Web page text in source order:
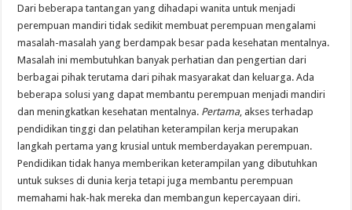
Dari beberapa tantangan yang dihadapi wanita untuk menjadi
perempuan mandiri tidak sedikit membuat perempuan mengalami
masalah-masalah yang berdampak besar pada kesehatan mentalnya.
Masalah ini membutuhkan banyak perhatian dan pengertian dari
berbagai pihak terutama dari pihak masyarakat dan keluarga. Ada
beberapa solusi yang dapat membantu perempuan menjadi mandiri
dan meningkatkan kesehatan mentalnya. Pertama, akses terhadap
pendidikan tinggi dan pelatihan keterampilan kerja merupakan
langkah pertama yang krusial untuk memberdayakan perempuan.
Pendidikan tidak hanya memberikan keterampilan yang dibutuhkan
untuk sukses di dunia kerja tetapi juga membantu perempuan
memahami hak-hak mereka dan membangun kepercayaan diri.